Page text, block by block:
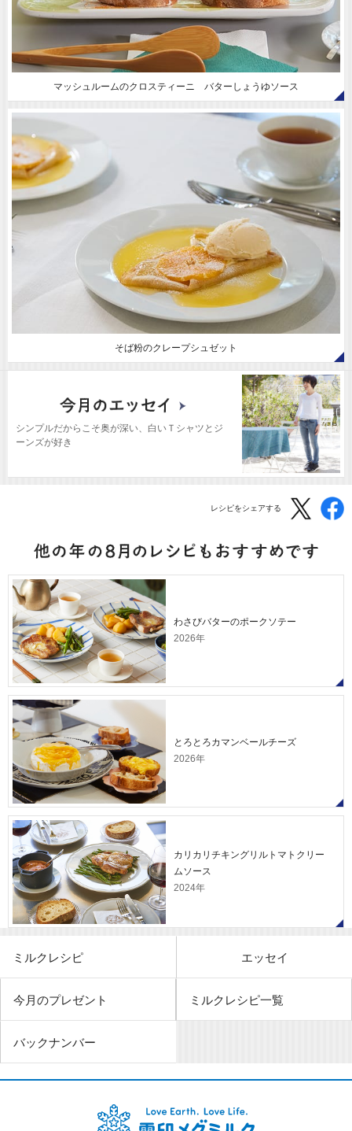
マッシュルームのクロスティーニ バターしょうゆソース
そば粉のクレープシュゼット
シンプルだからこそ奥が深い、白いＴシャツとジ
ーンズが好き
レシピをシェアする
わさびバターのポークソテー
2026年
とろとろカマンベールチーズ
2026年
カリカリチキングリルトマトクリー
ムソース
2024年
ミルクレシピ エッセイ
今月のプレゼント ミルクレシピ一覧
バックナンバー